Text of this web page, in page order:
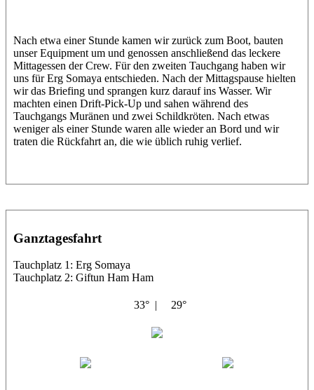
Nach etwa einer Stunde kamen wir zurück zum Boot, bauten
unser Equipment um und genossen anschließend das leckere
Mittagessen der Crew. Für den zweiten Tauchgang haben wir
uns für Erg Somaya entschieden. Nach der Mittagspause hielten
wir das Briefing und sprangen kurz darauf ins Wasser. Wir
machten einen Drift-Pick-Up und sahen während des
Tauchgangs Muränen und zwei Schildkröten. Nach etwas
weniger als einer Stunde waren alle wieder an Bord und wir
traten die Rückfahrt an, die wie üblich ruhig verlief.
Ganztagesfahrt
Tauchplatz 1: Erg Somaya
Tauchplatz 2: Giftun Ham Ham
33° | 29°